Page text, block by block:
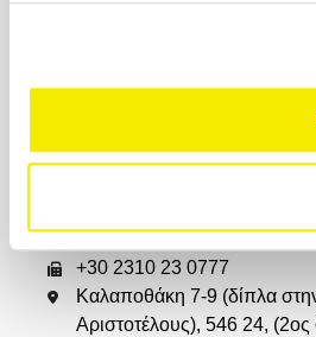
ΓΛΥΦΑΔΑ
+30 2310 23 0001
+30 2310 23 0777
Καλαποθάκη 7-9 (δίπλα
Αριστοτέλους), 546 24,